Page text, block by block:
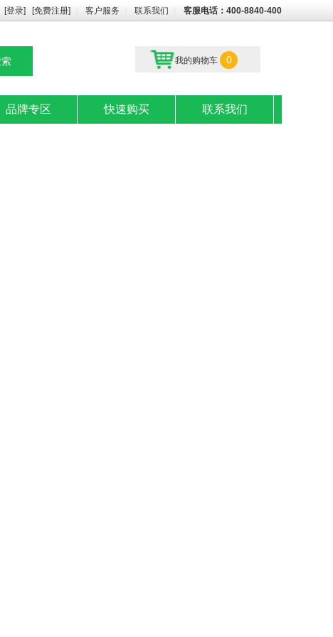
[登录] [免费注册] 客户服务 联系我们 客服电话：400-8840-400
我的购物车 0
品牌专区 快速购买 联系我们